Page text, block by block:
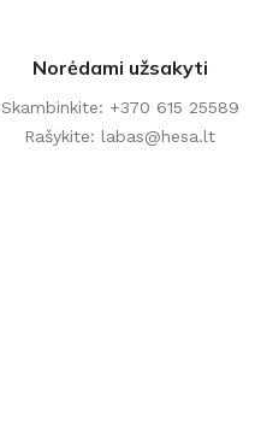
Norėdami užsakyti
Skambinkite: +370 615 25589
Rašykite: labas@hesa.lt